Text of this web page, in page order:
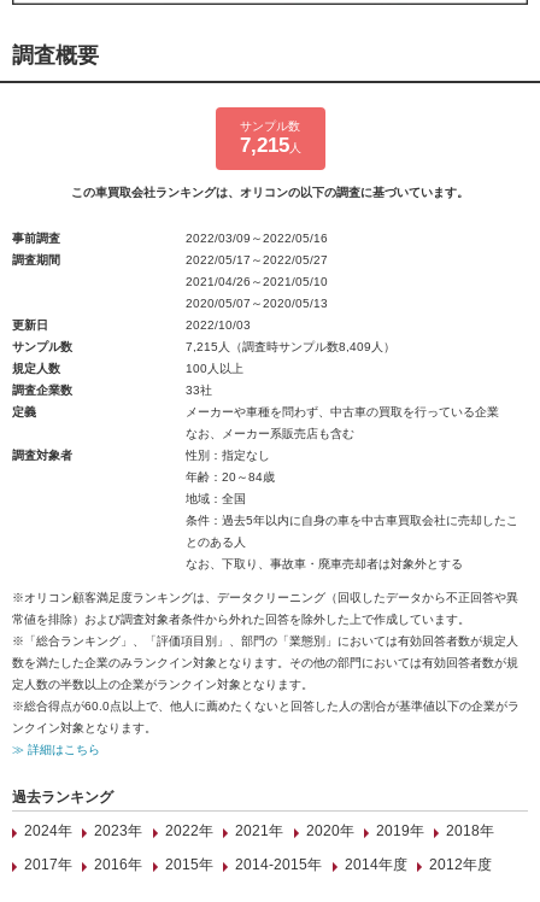
調査概要
サンプル数
7,215人
この車買取会社ランキングは、オリコンの以下の調査に基づいています。
事前調査
2022/03/09～2022/05/16
調査期間
2022/05/17～2022/05/27
2021/04/26～2021/05/10
2020/05/07～2020/05/13
更新日
2022/10/03
サンプル数
7,215人（調査時サンプル数8,409人）
規定人数
100人以上
調査企業数
33社
定義
メーカーや車種を問わず、中古車の買取を行っている企業
なお、メーカー系販売店も含む
調査対象者
性別：指定なし
年齢：20～84歳
地域：全国
条件：過去5年以内に自身の車を中古車買取会社に売却したこ
とのある人
なお、下取り、事故車・廃車売却者は対象外とする
※オリコン顧客満足度ランキングは、データクリーニング（回収したデータから不正回答や異
常値を排除）および調査対象者条件から外れた回答を除外した上で作成しています。
※「総合ランキング」、「評価項目別」、部門の「業態別」においては有効回答者数が規定人
数を満たした企業のみランクイン対象となります。その他の部門においては有効回答者数が規
定人数の半数以上の企業がランクイン対象となります。
※総合得点が60.0点以上で、他人に薦めたくないと回答した人の割合が基準値以下の企業がラ
ンクイン対象となります。
≫ 詳細はこちら
過去ランキング
2024年
2023年 2022年 2021年 2020年 2019年
2018年
2017年
2016年 2015年 2014-2015年 2014年度 2012年度